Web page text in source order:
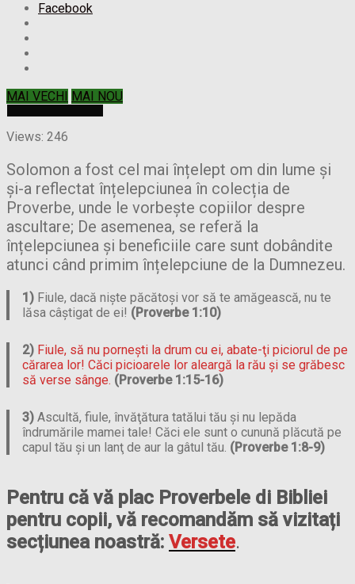
Facebook
MAI VECHI MAI NOU
Views: 246
Solomon a fost cel mai înțelept om din lume și
și-a reflectat înțelepciunea în colecția de
Proverbe, unde le vorbește copiilor despre
ascultare; De asemenea, se referă la
înțelepciunea și beneficiile care sunt dobândite
atunci când primim înțelepciune de la Dumnezeu.
1) Fiule, dacă nişte păcătoşi vor să te amăgească, nu te
lăsa câştigat de ei! (Proverbe 1:10)
2) Fiule, să nu porneşti la drum cu ei, abate-ţi piciorul de pe
cărarea lor! Căci picioarele lor aleargă la rău şi se grăbesc
să verse sânge. (Proverbe 1:15-16)
3) Ascultă, fiule, învăţătura tatălui tău şi nu lepăda
îndrumările mamei tale! Căci ele sunt o cunună plăcută pe
capul tău şi un lanţ de aur la gâtul tău. (Proverbe 1:8-9)
Pentru că vă plac Proverbele di Bibliei
pentru copii, vă recomandăm să vizitați
secțiunea noastră: Versete.